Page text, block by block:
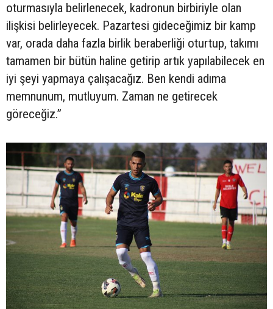
oturmasıyla belirlenecek, kadronun birbiriyle olan
ilişkisi belirleyecek. Pazartesi gideceğimiz bir kamp
var, orada daha fazla birlik beraberliği oturtup, takımı
tamamen bir bütün haline getirip artık yapılabilecek en
iyi şeyi yapmaya çalışacağız. Ben kendi adıma
memnunum, mutluyum. Zaman ne getirecek
göreceğiz.”